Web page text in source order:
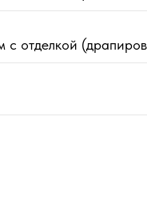
отделкой